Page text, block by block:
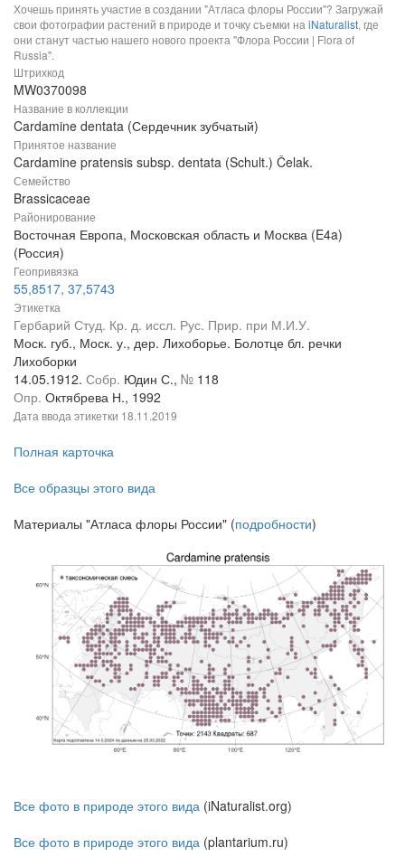
Хочешь принять участие в создании "Атласа флоры России"? Загружай
свои фотографии растений в природе и точку съемки на iNaturalist, где
они станут частью нашего нового проекта "Флора России | Flora of
Russia".
Штрихкод
MW0370098
Название в коллекции
Cardamine dentata (Сердечник зубчатый)
Принятое название
Cardamine pratensis subsp. dentata (Schult.) Čelak.
Семейство
Brassicaceae
Районирование
Восточная Европа, Московская область и Москва (E4a)
(Россия)
Геопривязка
55,8517, 37,5743
Этикетка
Гербарий Студ. Кр. д. иссл. Рус. Прир. при М.И.У.
Моск. губ., Моск. у., дер. Лихоборье. Болотце бл. речки
Лихоборки
14.05.1912. Собр. Юдин С., № 118
Опр. Октябрева Н., 1992
Дата ввода этикетки 18.11.2019
Полная карточка
Все образцы этого вида
Материалы "Атласа флоры России" (подробности)
Все фото в природе этого вида (iNaturalist.org)
Все фото в природе этого вида (plantarium.ru)